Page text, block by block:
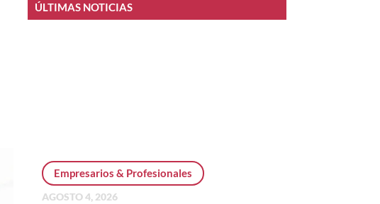
ÚLTIMAS NOTICIAS
Empresarios & Profesionales
AGOSTO 4, 2026